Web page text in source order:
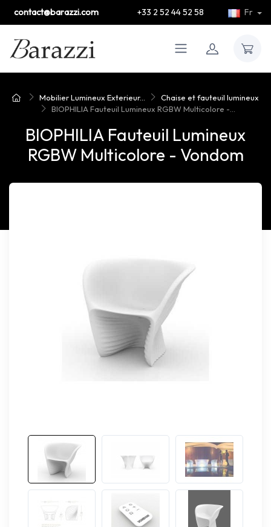
contact@barazzi.com +33 2 52 44 52 58 Fr
Mobilier Lumineux Exterieur...
Chaise et fauteuil lumineux
BIOPHILIA Fauteuil Lumineux RGBW Multicolore -...
BIOPHILIA Fauteuil Lumineux
RGBW Multicolore - Vondom